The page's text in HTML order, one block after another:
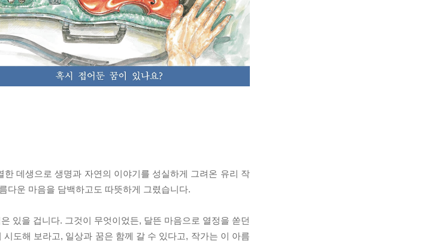
데생으로 생명과 자연의 이야기를 성실하게 그려온 유리 작
다운 마음을 담백하고도 따뜻하게 그렸습니다.
있을 겁니다. 그것이 무엇이었든, 달뜬 마음으로 열정을 쏟던
도해 보라고, 일상과 꿈은 함께 갈 수 있다고, 작가는 이 아름